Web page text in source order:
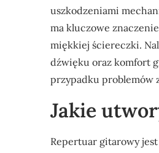
uszkodzeniami
ma kluczowe
miękkiej ściereczki.
dźwięku oraz komfort
przypadku problemów
Jakie
Repertuar gitarowy